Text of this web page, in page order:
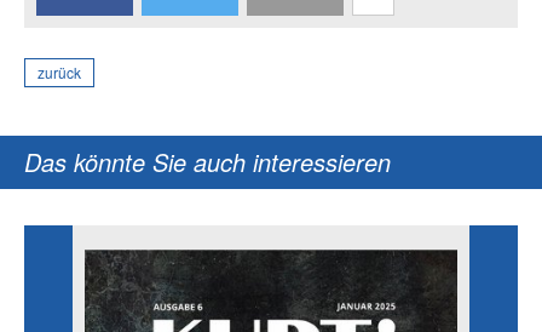
zurück
Das könnte Sie auch interessieren